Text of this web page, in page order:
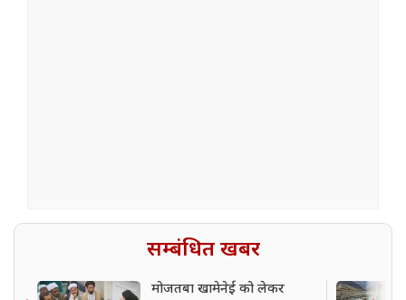
सम्बंधित खबर
मोजतबा खामेनेई को लेकर